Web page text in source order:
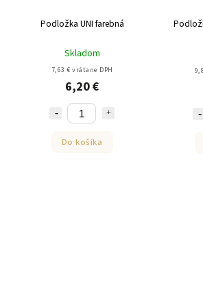
Podložka UNI farebná
Skladom
7,63 € vrátane DPH
6,20 €
Do košíka